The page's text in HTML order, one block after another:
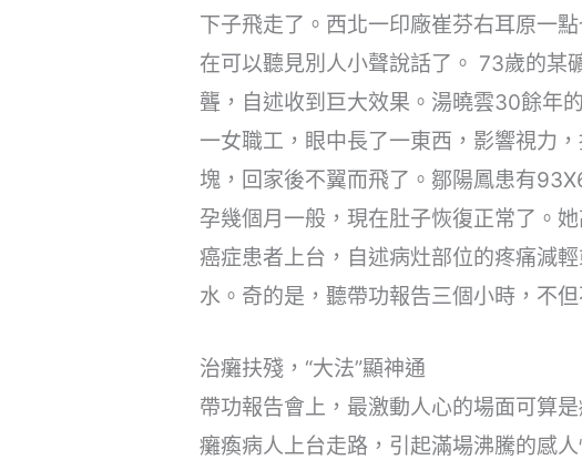
下子飛走了。西北一印廠崔芬右耳原一
在可以聽見別人小聲說話了。 73歲的某
聾，自述收到巨大效果。湯曉雲30餘年
一女職工，眼中長了一東西，影響視力
塊，回家後不翼而飛了。鄒陽鳳患有
孕幾個月一般，現在肚子恢復正常了。
癌症患者上台，自述病灶部位的疼痛減
水。奇的是，聽帶功報告三個小時，不
治癱扶殘，“大法”顯神通
帶功報告會上，最激動人心的場面可算
癱瘓病人上台走路，引起滿場沸騰的感